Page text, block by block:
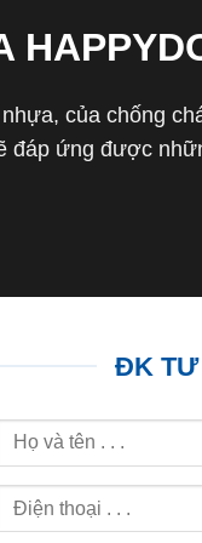
của chống
ứng được
ĐK TƯ